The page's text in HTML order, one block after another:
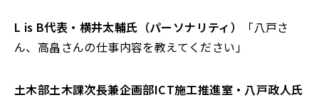
L is B代表・横井太輔氏（パーソナリティ）
「八戸さ
ん、高畠さんの仕事内容を教えてください」
土木部土木課次長兼企画部ICT施工推進室・八戸政人氏